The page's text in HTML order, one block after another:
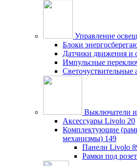
Управление
Блоки
Датчики движения и
Импульсные
Светочуствительные
Выключатели
Аксессуары Livolo 20
Комплектующие
механизмы) 149
Панели Livolo
Рамки под